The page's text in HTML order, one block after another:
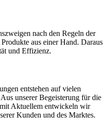
nach den Regeln der
aus einer Hand. Daraus
und Effizienz.
entstehen auf vielen
unserer Begeisterung für die
Aktuellem entwickeln wir
Kunden und des Marktes.